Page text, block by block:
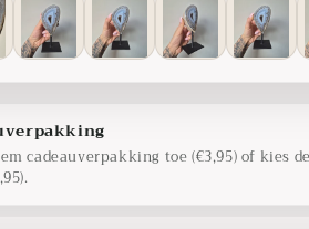
cadeauverpakking toe (€3,95) of kies